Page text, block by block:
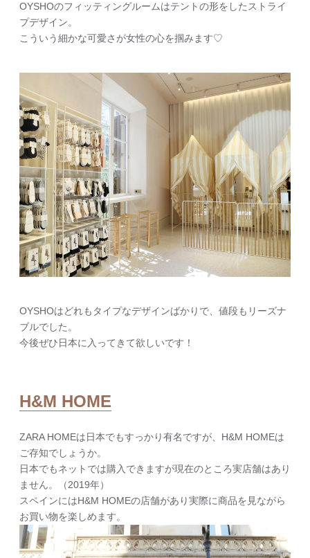
OYSHOのフィッティングルームはテントの形をしたストライ
プデザイン。
こういう細かな可愛さが女性の心を掴みます♡
OYSHOはどれもタイプなデザインばかりで、値段もリーズナ
ブルでした。
今後ぜひ日本に入ってきて欲しいです！
H&M HOME
ZARA HOMEは日本でもすっかり有名ですが、H&M HOMEは
ご存知でしょうか。
日本でもネットでは購入できますが現在のところ実店舗はあり
ません。（2019年）
スペインにはH&M HOMEの店舗があり実際に商品を見ながら
お買い物を楽しめます。